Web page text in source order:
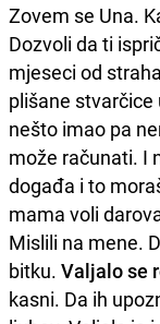
Zovem se Una.
Dozvoli da ti
mjeseci od
plišane
nešto imao pa
može računati. I
događa i to
mama voli
Mislili na mene.
bitku. Valjalo se
kasni. Da ih